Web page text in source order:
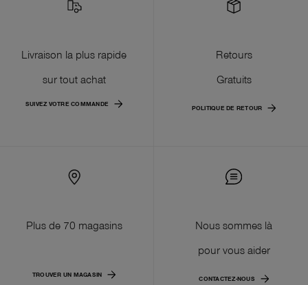
Livraison la plus rapide
sur tout achat
SUIVEZ VOTRE COMMANDE
Retours
Gratuits
POLITIQUE DE RETOUR
Plus de 70 magasins
TROUVER UN MAGASIN
Nous sommes là
pour vous aider
CONTACTEZ-NOUS